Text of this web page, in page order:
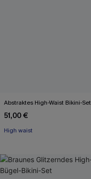
Abstraktes High-Waist Bikini-Set
51,00 €
High waist